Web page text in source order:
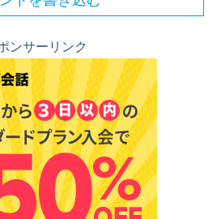
ンサーリンク